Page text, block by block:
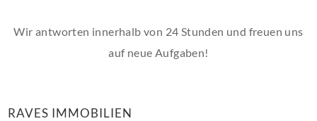
Wir antworten innerhalb von 24 Stunden und freuen uns
auf neue Aufgaben!
RAVES IMMOBILIEN